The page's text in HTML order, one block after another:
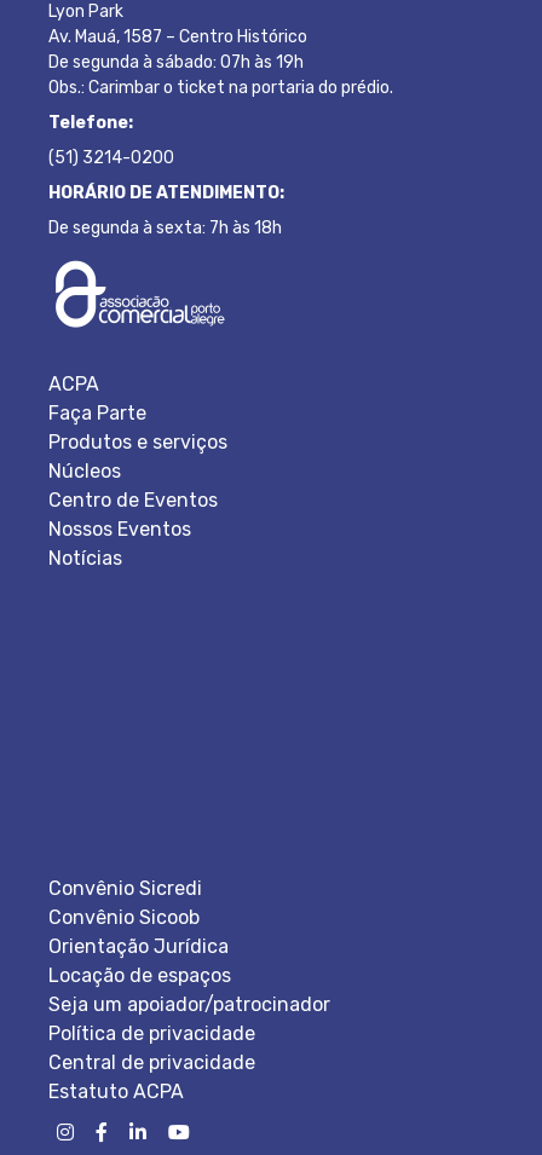
Lyon Park
Av. Mauá, 1587 – Centro Histórico
De segunda à sábado: 07h às 19h
Obs.: Carimbar o ticket na portaria do prédio.
Telefone:
(51) 3214-0200
HORÁRIO DE ATENDIMENTO:
De segunda à sexta: 7h às 18h
ACPA
Faça Parte
Produtos e serviços
Núcleos
Centro de Eventos
Nossos Eventos
Notícias
Convênio Sicredi
Convênio Sicoob
Orientação Jurídica
Locação de espaços
Seja um apoiador/patrocinador
Política de privacidade
Central de privacidade
Estatuto ACPA